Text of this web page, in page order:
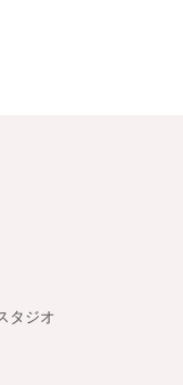
タジオ